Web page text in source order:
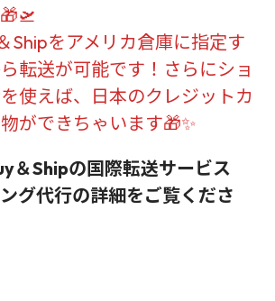
Shipをアメリカ倉庫に指定す
転送が可能です！さらにショ
使えば、日本のクレジットカ
ができちゃいます🎁✨
＆Shipの国際転送サービス
グ代行の詳細をご覧くださ